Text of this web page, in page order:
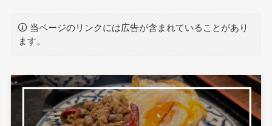
当ページのリンクには広告が含まれていることがあり
ます。